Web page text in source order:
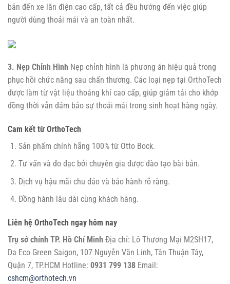
bản đến xe lăn điện cao cấp, tất cả đều hướng đến việc giúp
người dùng thoải mái và an toàn nhất.
3. Nẹp Chỉnh Hình Nẹp chỉnh hình là phương án hiệu quả trong
phục hồi chức năng sau chấn thương. Các loại nẹp tại OrthoTech
được làm từ vật liệu thoáng khí cao cấp, giúp giảm tải cho khớp
đồng thời vẫn đảm bảo sự thoải mái trong sinh hoạt hàng ngày.
Cam kết từ OrthoTech
Sản phẩm chính hãng 100% từ Otto Bock.
Tư vấn và đo đạc bởi chuyên gia được đào tạo bài bản.
Dịch vụ hậu mãi chu đáo và bảo hành rõ ràng.
Đồng hành lâu dài cùng khách hàng.
Liên hệ OrthoTech ngay hôm nay
Trụ sở chính TP. Hồ Chí Minh Địa chỉ: Lô Thương Mại M2SH17,
Da Eco Green Saigon, 107 Nguyễn Văn Linh, Tân Thuận Tây,
Quận 7, TP.HCM Hotline: 0931 799 138 Email:
cshcm@orthotech.vn